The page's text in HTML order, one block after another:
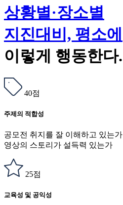
상황별·장소별
지진대비, 평소에
이렇게 행동한다.
40점
주제의 적합성
공모전 취지를 잘 이해하고 있는가
영상의 스토리가 설득력 있는가
25점
교육성 및 공익성